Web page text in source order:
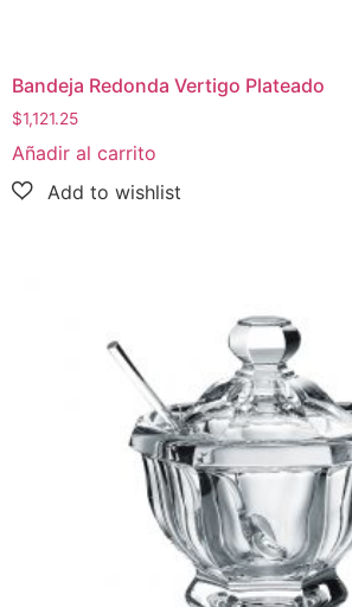
Bandeja Redonda Vertigo Plateado
$1,121.25
Añadir al carrito